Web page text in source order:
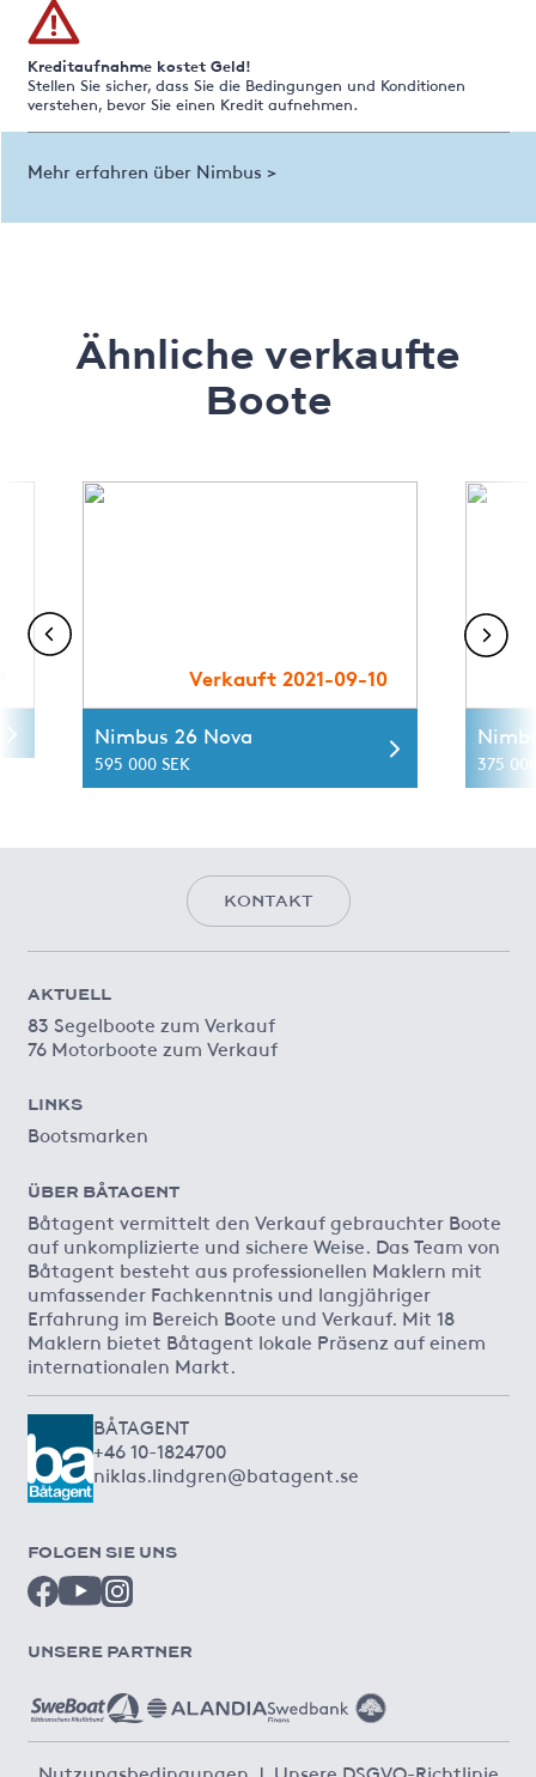
Kreditaufnahme kostet Geld!
Stellen Sie sicher, dass Sie die Bedingungen und Konditionen
verstehen, bevor Sie einen Kredit aufnehmen.
Mehr erfahren über Nimbus >
Ähnliche verkaufte
Boote
Verkauft 2021-09-10
Nimbus 26 Nova
595 000 SEK 375
KONTAKT
AKTUELL
83 Segelboote zum Verkauf
76 Motorboote zum Verkauf
LINKS
Bootsmarken
ÜBER BÅTAGENT
Båtagent vermittelt den Verkauf gebrauchter Boote
auf unkomplizierte und sichere Weise. Das Team von
Båtagent besteht aus professionellen Maklern mit
umfassender Fachkenntnis und langjähriger
Erfahrung im Bereich Boote und Verkauf. Mit 18
Maklern bietet Båtagent lokale Präsenz auf einem
internationalen Markt.
BÅTAGENT
+46 10-1824700
niklas.lindgren@batagent.se
FOLGEN SIE UNS
UNSERE PARTNER